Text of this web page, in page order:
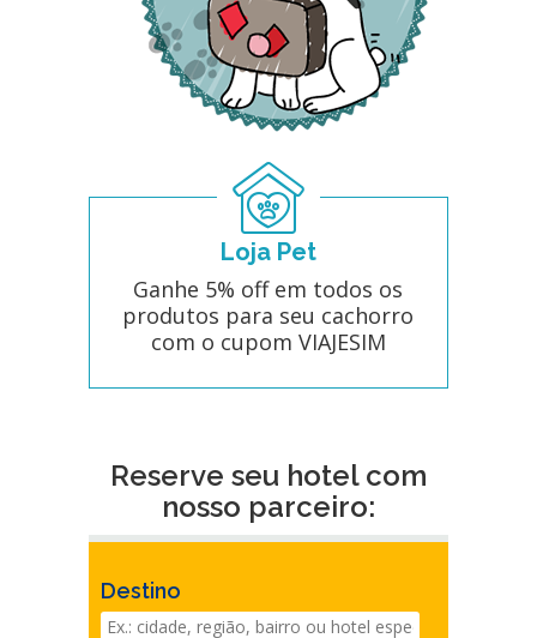
Loja Pet
Ganhe 5% off em todos os
produtos para seu cachorro
com o cupom VIAJESIM
Reserve seu hotel com
nosso parceiro:
Destino